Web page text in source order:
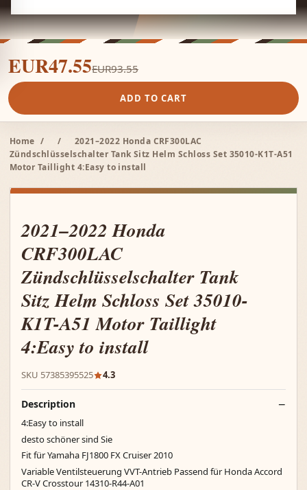
EUR47.55EUR93.55
ADD TO CART
Home / /
2021–2022 Honda CRF300LAC
Zündschlüsselschalter Tank Sitz Helm Schloss Set 35010-K1T-A51
Motor Taillight 4:Easy to install
2021–2022 Honda
CRF300LAC
Zündschlüsselschalter Tank
Sitz Helm Schloss Set 35010-
K1T-A51 Motor Taillight
4:Easy to install
SKU 57385395525 4.3
Description
4:Easy to install
desto schöner sind Sie
Fit für Yamaha FJ1800 FX Cruiser 2010
Variable Ventilsteuerung VVT-Antrieb Passend für Honda Accord
CR-V Crosstour 14310-R44-A01